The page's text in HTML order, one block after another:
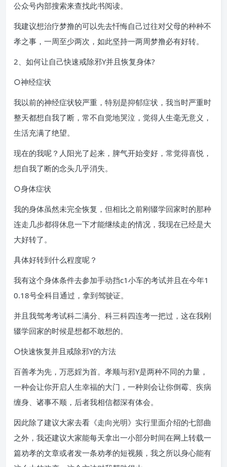
公众号内部搜索来查找此书阅读。
我建议想治疗梦撸的可以先去忏悔自己过往对父母的种种不
孝之事，一周至少两次，如此坚持一两周梦撸必有好转。
2、如何让自己快速戒除邪Y并且恢复身体?
○神经症状
我以前的神经症状较严重，特别是抑郁症状，我当时严重时
整天都想自我了断，常不自觉地哭泣，觉得人生毫无意义，
生活充满了绝望。
现在的我呢？人阳光了起来，脾气开始变好，常觉得喜悦，
想自我了断的念头几乎消失。
○身体症状
我的身体虽然未完全恢复，但相比之前刚辍学回家时的那种
连走几步都得休息一下才能继续走的情况，我现在已经是大
大好转了。
具体好转到什么程度呢？
我有这个身体条件去参加手动挡c1小车的考试并且在今年1
0.18号全科目通过，拿到驾驶证。
并且我驾考考试科二满分、科三科四连考一把过，这在我刚
辍学回家的时候是想都不敢想的。
○快速恢复并且戒除邪Y的方法
百善孝为先，万恶婬为首。孝顺与邪Y是两种不同的力量，
一种会让你开启人生幸福的大门，一种则会让你倒霉、疾病
缠身、诸事不顺，后者我相信都深有体会。
因此除了建议大家去看《走向光明》实行里面介绍的七部曲
之外，我还建议大家能每天拿出一小部分时间在网上转载一
篇劝孝的文章或者发一条劝孝的短视频，我之所以身心能有